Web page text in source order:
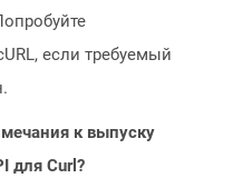
если требуемый
к выпуску
для Curl?